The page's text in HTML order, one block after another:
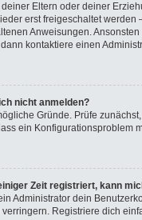
Eltern oder deiner
erst freigeschaltet werden
Anweisungen.
kontaktiere einen
nicht anmelden?
Gründe. Prüfe
ein Konfigurationsproblem
Zeit registriert, kann
Administrator dein
Registriere dich